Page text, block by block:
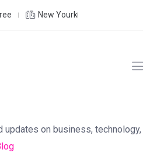
New Yourk
updates on business, technology,